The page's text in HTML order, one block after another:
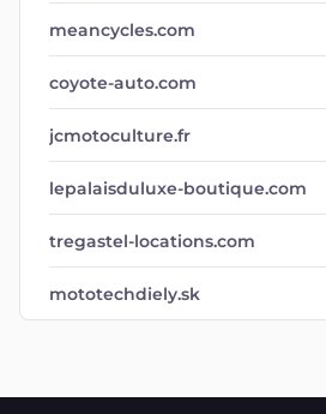
meancycles.com
coyote-auto.com
jcmotoculture.fr
lepalaisduluxe-boutique.com
tregastel-locations.com
mototechdiely.sk